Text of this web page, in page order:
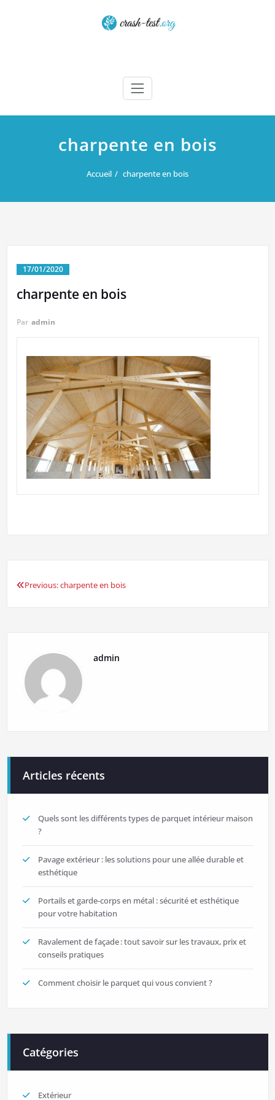
charpente en bois
Accueil charpente en bois
17/01/2020
charpente en bois
Par admin
Navigation
Previous:charpente en bois
admin
Articles récents
Quels sont les différents types de parquet intérieur maison
?
Pavage extérieur : les solutions pour une allée durable et
esthétique
Portails et garde-corps en métal : sécurité et esthétique
pour votre habitation
Ravalement de façade : tout savoir sur les travaux, prix et
conseils pratiques
Comment choisir le parquet qui vous convient ?
Catégories
Extérieur